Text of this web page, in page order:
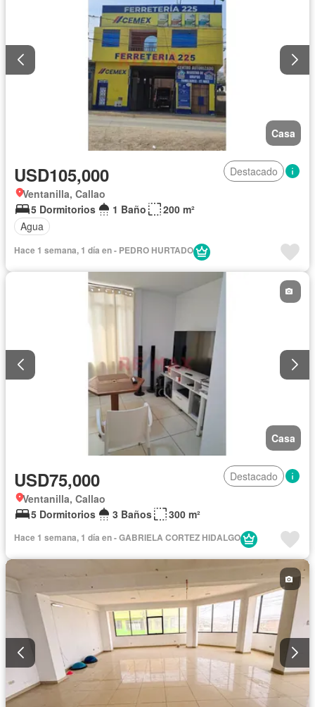
Casa
USD105,000
Destacado
Ventanilla, Callao
5 Dormitorios
1 Baño
200 m²
Agua
Hace 1 semana, 1 día en - PEDRO HURTADO
Casa
USD75,000
Destacado
Ventanilla, Callao
5 Dormitorios
3 Baños 300 m²
Hace 1 semana, 1 día en - GABRIELA CORTEZ HIDALGO